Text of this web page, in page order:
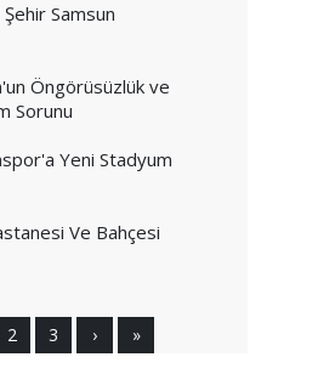
Samsun
Öngörüsüzlük ve
Sorunu
Yeni Stadyum
Ve Bahçesi
2 3 › »